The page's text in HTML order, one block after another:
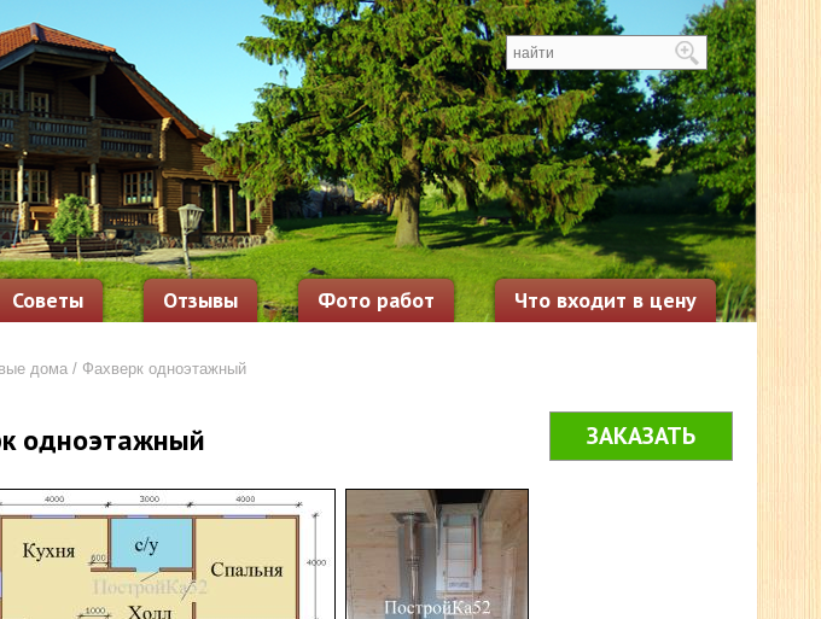
Что входит в цену
Фото работ
Отзывы
Советы
дома / Фахверк одноэтажный
одноэтажный ЗАКАЗАТЬ